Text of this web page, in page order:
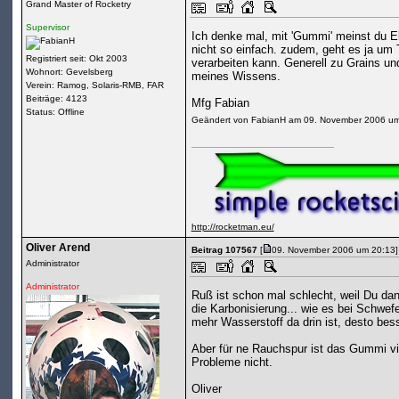
Grand Master of Rocketry
Supervisor
Registriert seit: Okt 2003
Wohnort: Gevelsberg
Verein: Ramog, Solaris-RMB, FAR
Beiträge: 4123
Status: Offline
Ich denke mal, mit 'Gummi' meinst du
nicht so einfach. zudem, geht es ja um
verarbeiten kann. Generell zu Grains
meines Wissens.
Mfg Fabian
Geändert von FabianH am 09. November 2006
http://rocketman.eu/
Oliver Arend
Administrator
Administrator
Beitrag 107567[ 09. November 2006 um 20:13]
Ruß ist schon mal schlecht, weil Du
die Karbonisierung... wie es bei
mehr Wasserstoff da drin ist, desto
Aber für ne Rauchspur ist das Gummi
Probleme nicht.
Oliver